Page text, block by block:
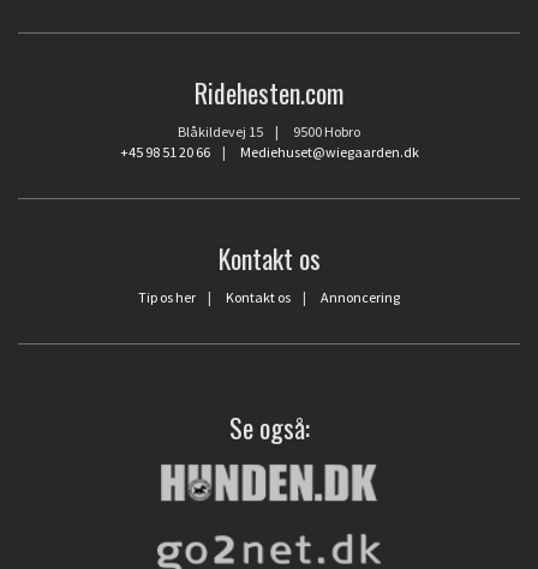
Ridehesten.com
Blåkildevej 15 | 9500 Hobro
+45 98 51 20 66| Mediehuset@wiegaarden.dk
Kontakt os
Tip os her | Kontakt os | Annoncering
Se også: